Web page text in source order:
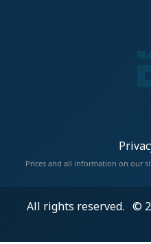
Prices and all information on our
All rights reserved. ©